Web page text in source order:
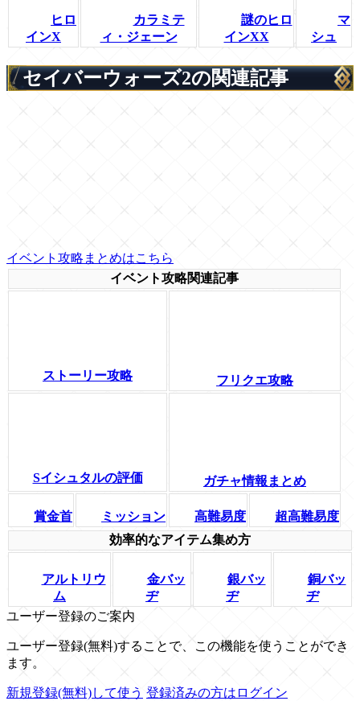
ヒロ
インX
カラミテ
ィ・ジェーン
謎のヒロ
インXX
マ
シュ
セイバーウォーズ2の関連記事
イベント攻略まとめはこちら
イベント攻略関連記事
ストーリー攻略 フリクエ攻略
Sイシュタルの評価 ガチャ情報まとめ
賞金首 ミッション 高難易度
超高難易度
効率的なアイテム集め方
アルトリウ
ム
金バッ
ヂ
銀バッ
ヂ
銅バッ
ヂ
ユーザー登録のご案内
ユーザー登録(無料)することで、この機能を使うことができ
ます。
新規登録(無料)して使う 登録済みの方はログイン